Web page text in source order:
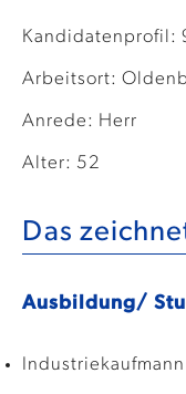
Kandidatenprofil:
Arbeitsort:
Anrede: Herr
Alter: 52
Das
Ausbildung/
Industriekaufmann